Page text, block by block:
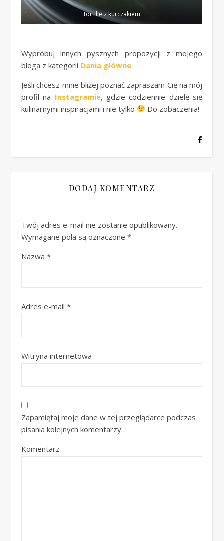
tortille z kurczakiem
Wypróbuj innych pysznych propozycji z mojego
bloga z kategorii Dania główne.
Jeśli chcesz mnie bliżej poznać zapraszam Cię na mój
profil na Instagramie, gdzie codziennie dzielę się
kulinarnymi inspiracjami i nie tylko
Do zobaczenia!
DODAJ KOMENTARZ
Twój adres e-mail nie zostanie opublikowany.
Wymagane pola są oznaczone *
Nazwa *
Adres e-mail *
Witryna internetowa
Zapamiętaj moje dane w tej przeglądarce podczas
pisania kolejnych komentarzy.
Komentarz